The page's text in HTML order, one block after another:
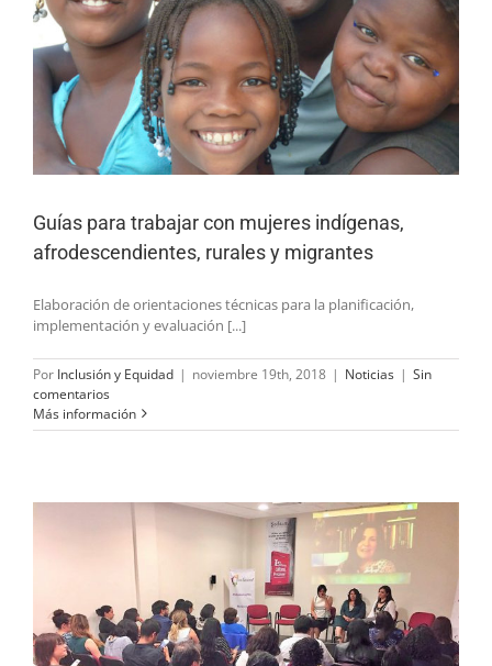
Guías para trabajar con mujeres indígenas,
afrodescendientes, rurales y migrantes
Elaboración de orientaciones técnicas para la planificación,
implementación y evaluación [...]
Por Inclusión y Equidad | noviembre 19th, 2018 | Noticias | Sin
comentarios
Más información